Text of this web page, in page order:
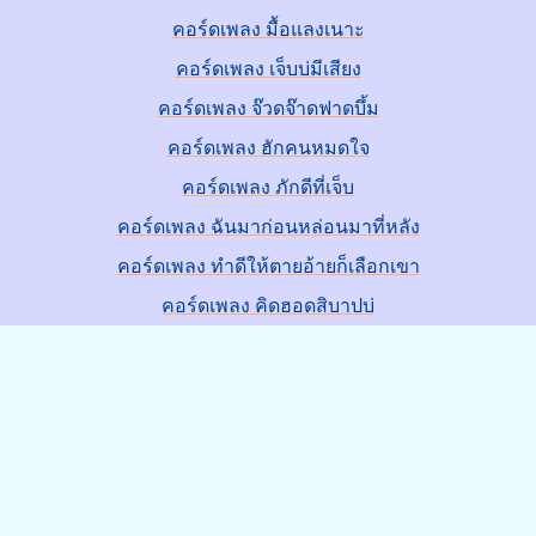
คอร์ดเพลง มื้อแลงเนาะ
คอร์ดเพลง เจ็บบ่มีเสียง
คอร์ดเพลง จ๊วดจ๊าดฟาดบึ้ม
คอร์ดเพลง ฮักคนหมดใจ
คอร์ดเพลง ภักดีที่เจ็บ
คอร์ดเพลง ฉันมาก่อนหล่อนมาที่หลัง
คอร์ดเพลง ทำดีให้ตายอ้ายก็เลือกเขา
คอร์ดเพลง คิดฮอดสิบาปบ่